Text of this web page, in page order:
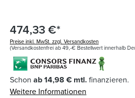
474,33 €*
Preise inkl. MwSt. zzgl. Versandkosten
(Versandkostenfrei ab 49,-€ Bestellwert innerhalb
Schon ab 14,98 € mtl.finanzieren.
Weitere Informationen